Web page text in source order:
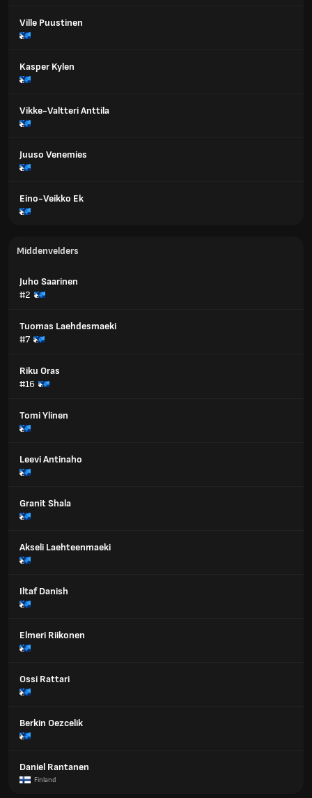
Ville Puustinen
Kasper Kylen
Vikke-Valtteri Anttila
Juuso Venemies
Eino-Veikko Ek
Middenvelders
Juho Saarinen
#2
Tuomas Laehdesmaeki
#7
Riku Oras
#16
Tomi Ylinen
Leevi Antinaho
Granit Shala
Akseli Laehteenmaeki
Iltaf Danish
Elmeri Riikonen
Ossi Rattari
Berkin Oezcelik
Daniel Rantanen
Finland